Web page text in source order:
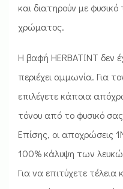
και διατηρούν με
χρώματος.
Η βαφή HERBATINT δεν
περιέχει αμμωνία. Για
επιλέγετε κάποια
τόνου από το φυσικό
Επίσης, οι αποχρώσεις
100% κάλυψη των
Για να επιτύχετε